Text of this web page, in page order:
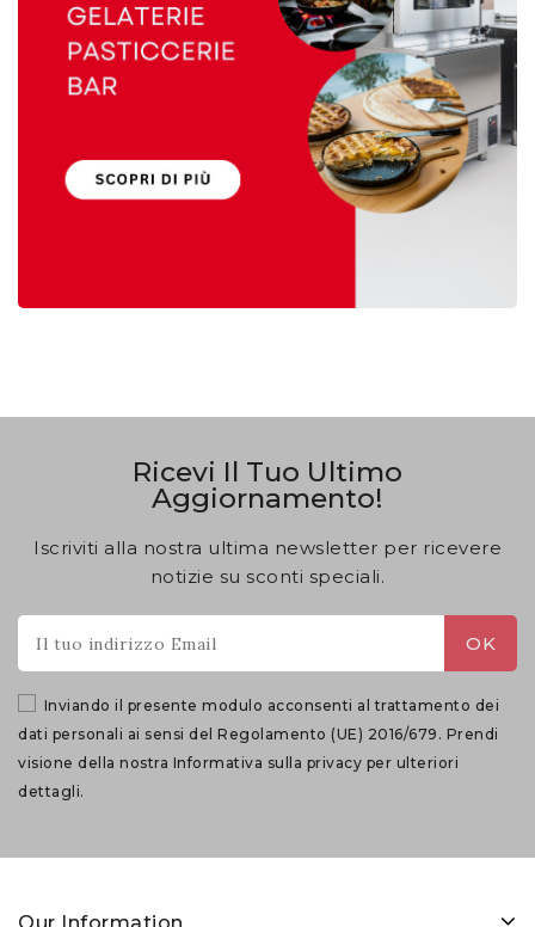
Ricevi Il Tuo Ultimo
Aggiornamento!
Iscriviti alla nostra ultima newsletter per ricevere
notizie su sconti speciali.
Inviando il presente modulo acconsenti al trattamento dei
dati personali ai sensi del Regolamento (UE) 2016/679. Prendi
visione della nostra Informativa sulla privacy per ulteriori
dettagli.